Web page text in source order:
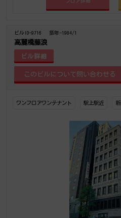
ビルID-9716 築年-1984/1
高麗橋藤浪
ビル詳細
ワンフロアワンテナント 駅上駅近